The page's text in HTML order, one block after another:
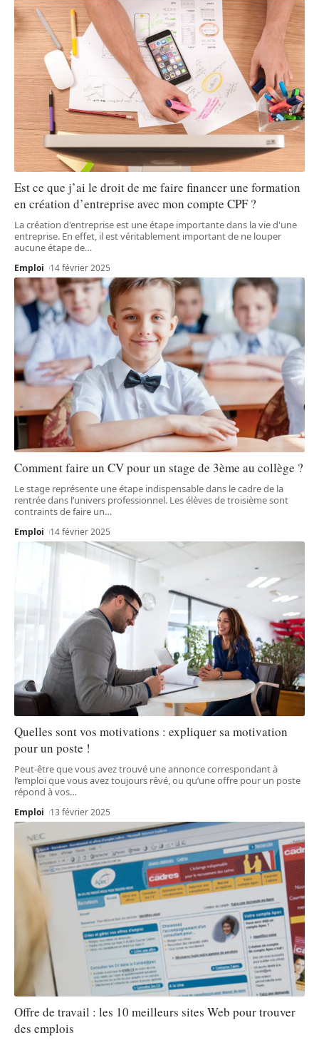
Est ce que j’ai le droit de me faire financer une formation
en création d’entreprise avec mon compte CPF ?
La création d'entreprise est une étape importante dans la vie d'une
entreprise. En effet, il est véritablement important de ne louper
aucune étape de…
Emploi 14 février 2025
Comment faire un CV pour un stage de 3ème au collège ?
Le stage représente une étape indispensable dans le cadre de la
rentrée dans l’univers professionnel. Les élèves de troisième sont
contraints de faire un…
Emploi 14 février 2025
Quelles sont vos motivations : expliquer sa motivation
pour un poste !
Peut-être que vous avez trouvé une annonce correspondant à
l’emploi que vous avez toujours rêvé, ou qu’une offre pour un poste
répond à vos…
Emploi 13 février 2025
Offre de travail : les 10 meilleurs sites Web pour trouver
des emplois